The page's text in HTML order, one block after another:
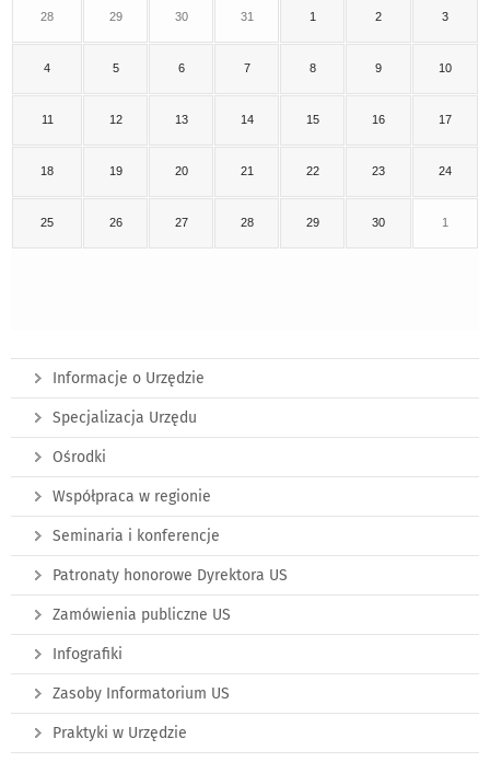
28 29 30 31 1 2 3
4 5 6 7 8 9 10
11 12 13 14 15 16 17
18 19 20 21 22 23 24
25 26 27 28 29 30 1
Informacje o Urzędzie
Specjalizacja Urzędu
Ośrodki
Współpraca w regionie
Seminaria i konferencje
Patronaty honorowe Dyrektora US
Zamówienia publiczne US
Infografiki
Zasoby Informatorium US
Praktyki w Urzędzie